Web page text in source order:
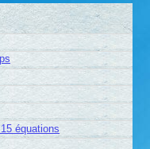
équations